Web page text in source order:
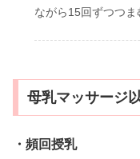
ながら15回ずつつま
母乳マッサージ
・頻回授乳